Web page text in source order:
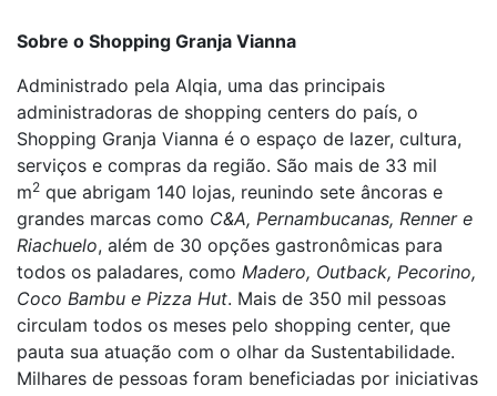
Sobre o Shopping Granja Vianna
Administrado pela Alqia, uma das principais
administradoras de shopping centers do país, o
Shopping Granja Vianna é o espaço de lazer, cultura,
serviços e compras da região. São mais de 33 mil
m2 que abrigam 140 lojas, reunindo sete âncoras e
grandes marcas como C&A, Pernambucanas, Renner e
Riachuelo, além de 30 opções gastronômicas para
todos os paladares, como Madero, Outback, Pecorino,
Coco Bambu e Pizza Hut. Mais de 350 mil pessoas
circulam todos os meses pelo shopping center, que
pauta sua atuação com o olhar da Sustentabilidade.
Milhares de pessoas foram beneficiadas por iniciativas